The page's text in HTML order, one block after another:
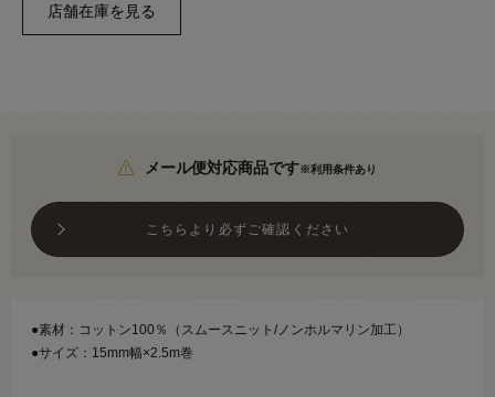
メール便対応商品です※利用条件あり
こちらより必ずご確認ください
●素材：コットン100％（スムースニット/ノンホルマリン加工）
●サイズ：15mm幅×2.5m巻